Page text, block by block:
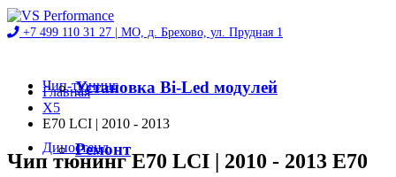
+7 499 110 31 27 | МО, д. Брехово, ул. Прудная 1
Чип-тюнинг
Диностенд
Установка Bi-Led модулей
Ремонт
Главная
X5
E70 LCI | 2010 - 2013
Чип тюнинг E70 LCI | 2010 - 2013 E70